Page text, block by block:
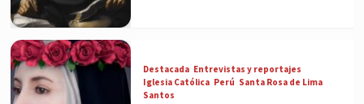
Destacada Entrevistas y reportajes
Iglesia Católica Perú Santa Rosa de Lima
Santos